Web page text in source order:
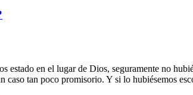
estado en el lugar de Dios, seguramente no
caso tan poco promisorio. Y si lo hubiésemos